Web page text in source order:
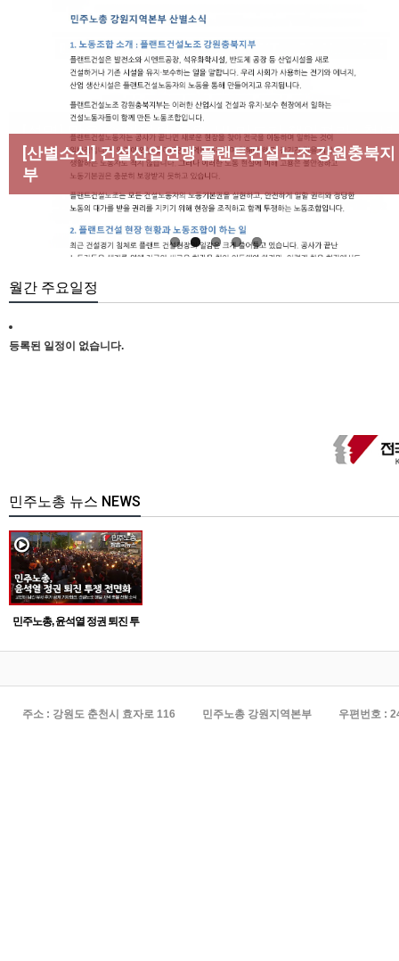
[성명] 막을 수 있었던 죽음, HL만도가 책임져라 : 청년
노동자 사망사고의 철저한 진상규명과 재발방지 대책
마련하라
[산별소식] 건설산업연맹 플랜트건설노조 강원충북지
부
[강릉,속초,원주,춘천] 폭염감시단 사업 이모저모
[조합원☆인터뷰] 서비스연맹 전국학교비정규직노동
합 강원지부 김유미 춘천지회장
[본부소식] 강원지역 노동자 합창단 모임
월간 주요일정
등록된 일정이 없습니다.
민주노총 뉴스 NEWS
민주노총, 윤석열 정권 퇴진 투
주소 : 강원도 춘천시 효자로 116 민주노총 강원지역본부 우편번호 :